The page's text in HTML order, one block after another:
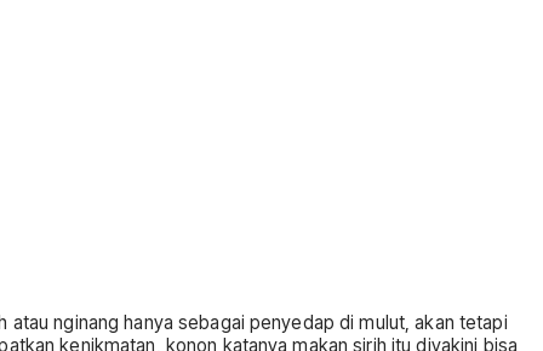
nginang hanya sebagai penyedap di mulut, akan tetapi
kenikmatan, konon katanya makan sirih itu diyakini bisa